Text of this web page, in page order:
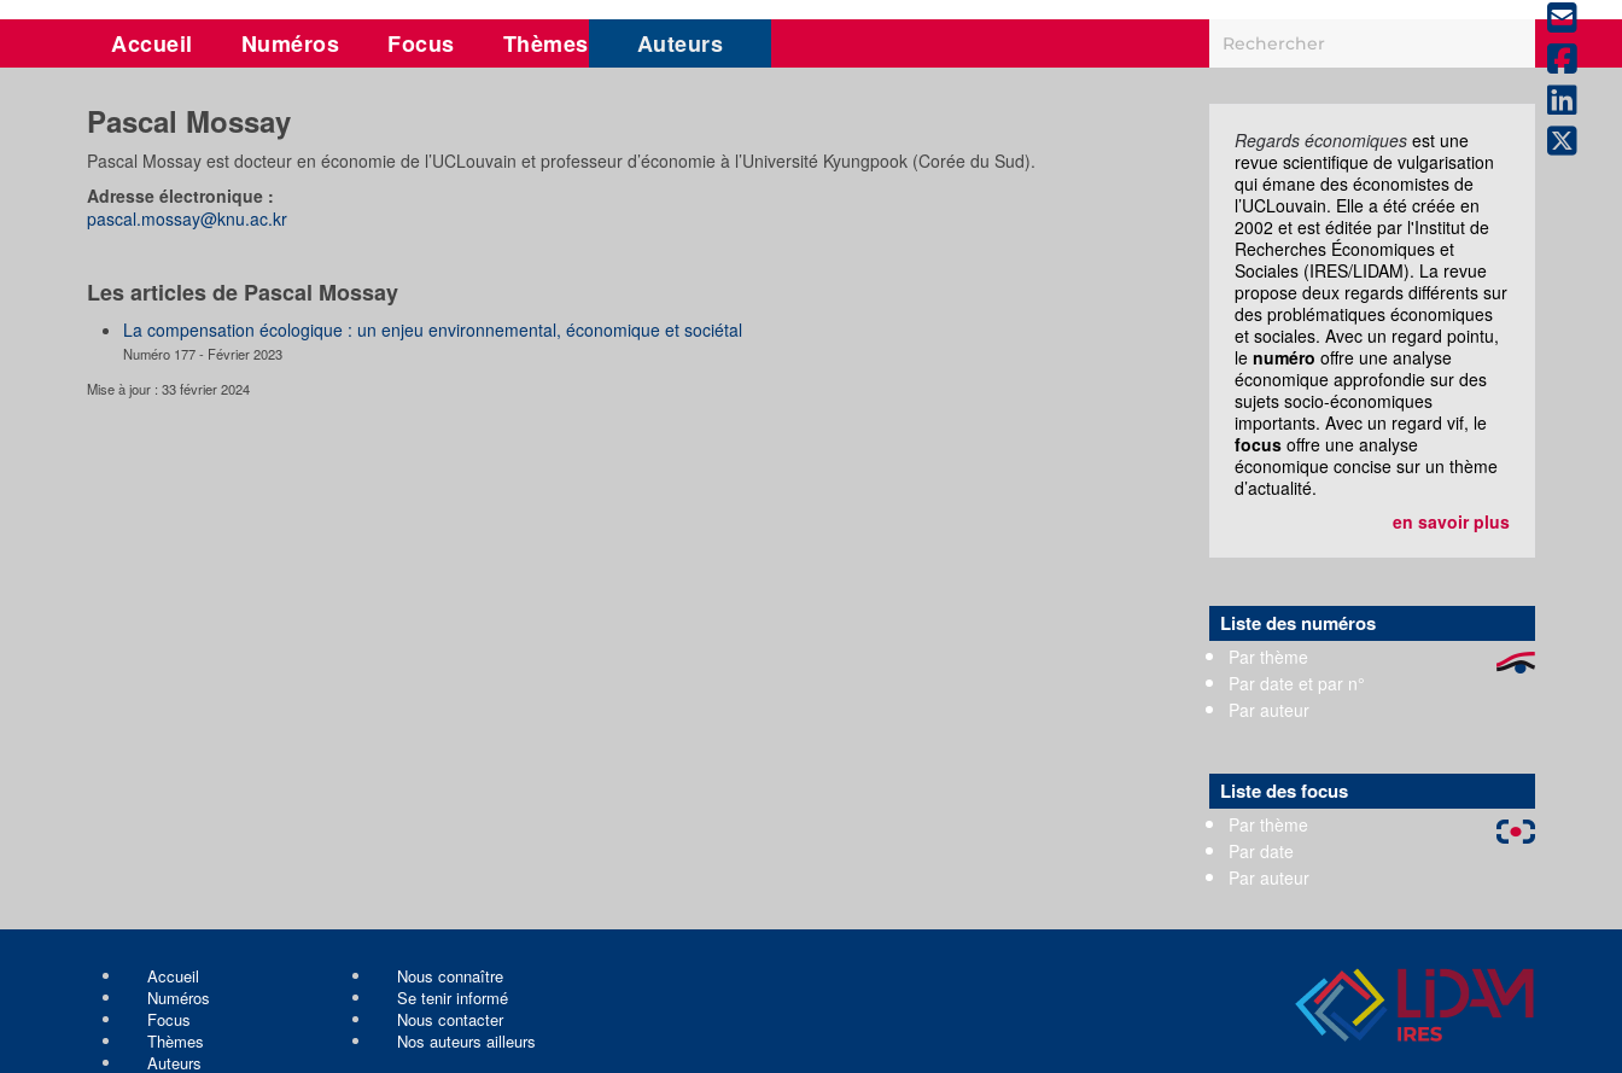
Accueil Numéros Focus Thèmes Auteurs
Pascal Mossay
Pascal Mossay est docteur en économie de l’UCLouvain et professeur d’économie à l’Université Kyungpook (Corée du Sud).
Adresse électronique :
pascal.mossay@knu.ac.kr
Les articles de Pascal Mossay
La compensation écologique : un enjeu environnemental, économique et sociétal
Numéro 177 - Février 2023
Mise à jour : 33 février 2024
Regards économiques est une
revue scientifique de vulgarisation
qui émane des économistes de
l’UCLouvain. Elle a été créée en
2002 et est éditée par l'Institut de
Recherches Économiques et
Sociales (IRES/LIDAM). La revue
propose deux regards différents sur
des problématiques économiques
et sociales. Avec un regard pointu,
le numéro offre une analyse
économique approfondie sur des
sujets socio-économiques
importants. Avec un regard vif, le
focus offre une analyse
économique concise sur un thème
d’actualité.
en savoir plus
Liste des numéros
Par thème
Par date et par n°
Par auteur
Liste des focus
Par thème
Par date
Par auteur
Accueil
Numéros
Focus
Thèmes
Auteurs
Nous connaître
Se tenir informé
Nous contacter
Nos auteurs ailleurs